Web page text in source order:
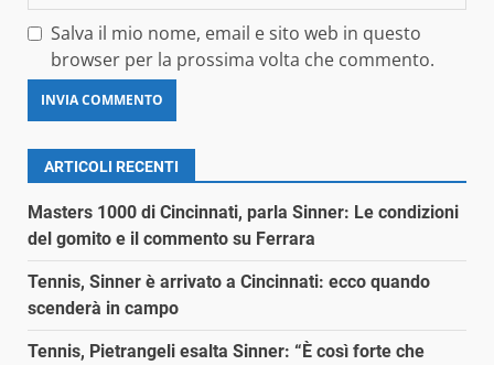
Salva il mio nome, email e sito web in questo
browser per la prossima volta che commento.
ARTICOLI RECENTI
Masters 1000 di Cincinnati, parla Sinner: Le condizioni
del gomito e il commento su Ferrara
Tennis, Sinner è arrivato a Cincinnati: ecco quando
scenderà in campo
Tennis, Pietrangeli esalta Sinner: “È così forte che